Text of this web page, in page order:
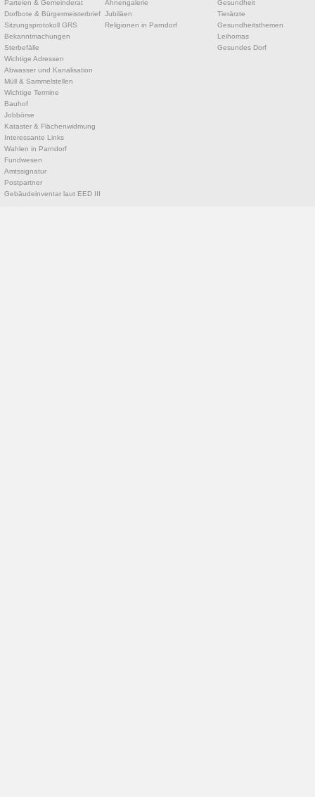
Parteien & Gemeinderat
Dorfbote & Bürgermeisterbrief
Sitzungsprotokoll GRS
Bekanntmachungen
Sterbefälle
Wichtige Adressen
Abwasser und Kanalisation
Müll & Sammelstellen
Wichtige Termine
Bauhof
Jobbörse
Kataster & Flächenwidmung
Interessante Links
Wahlen in Parndorf
Fundwesen
Amtssignatur
Postpartner
Gebäudeinventar laut EED III
Ahnengalerie
Jubiläen
Religionen in Parndorf
Gesundheit
Tierärzte
Gesundheitsthemen
Leihomas
Gesundes Dorf